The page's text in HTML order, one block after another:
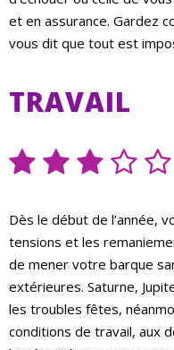
et en assurance. Gardez
vous dit que tout est
TRAVAIL
Dès le début de l’année,
tensions et les
de mener votre barque
extérieures. Saturne,
les troubles fêtes,
conditions de travail, aux